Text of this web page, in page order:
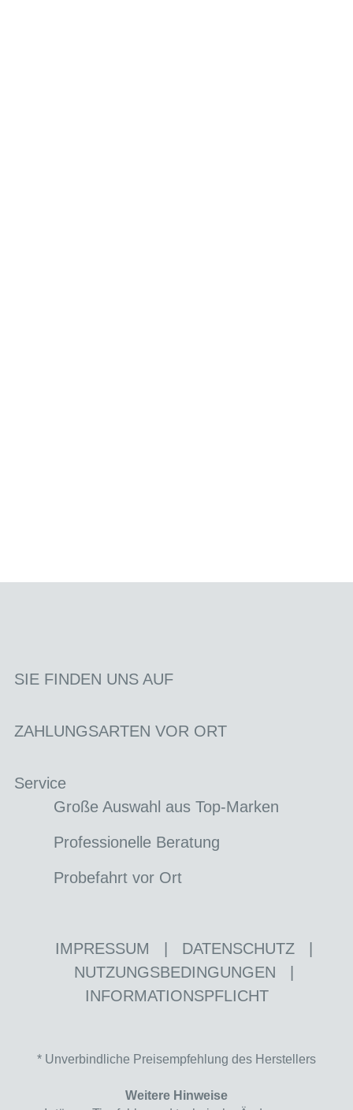
SIE FINDEN UNS AUF
ZAHLUNGSARTEN VOR ORT
Service
Große Auswahl aus Top-Marken
Professionelle Beratung
Probefahrt vor Ort
IMPRESSUM DATENSCHUTZ
NUTZUNGSBEDINGUNGEN
INFORMATIONSPFLICHT
* Unverbindliche Preisempfehlung des Herstellers
Weitere Hinweise